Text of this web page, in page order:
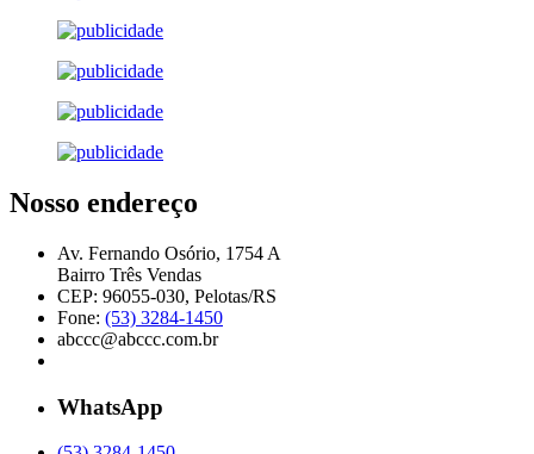
Nosso endereço
Av. Fernando Osório, 1754 A
Bairro Três Vendas
CEP: 96055-030, Pelotas/RS
Fone: (53) 3284-1450
abccc@abccc.com.br
WhatsApp